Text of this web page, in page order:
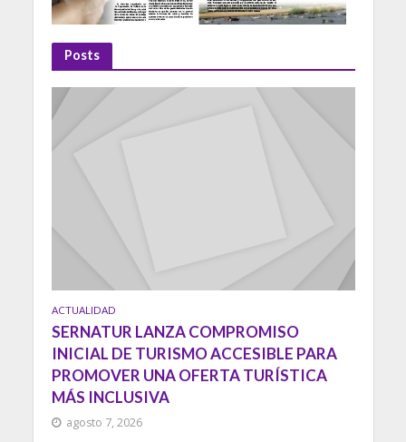
Posts
ACTUALIDAD
SERNATUR LANZA COMPROMISO
INICIAL DE TURISMO ACCESIBLE PARA
PROMOVER UNA OFERTA TURÍSTICA
MÁS INCLUSIVA
agosto 7, 2026